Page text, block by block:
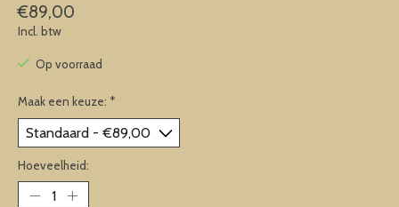
€89,00
Incl. btw
Op voorraad
Maak een keuze: *
Hoeveelheid: